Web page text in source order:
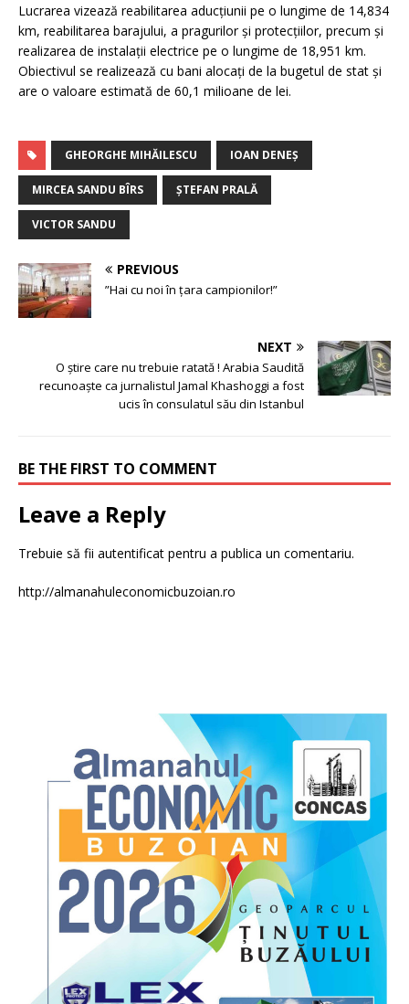
Lucrarea vizează reabilitarea aducţiunii pe o lungime de 14,834
km, reabilitarea barajului, a pragurilor și protecțiilor, precum și
realizarea de instalații electrice pe o lungime de 18,951 km.
Obiectivul se realizează cu bani alocați de la bugetul de stat și
are o valoare estimată de 60,1 milioane de lei.
GHEORGHE MIHĂILESCU IOAN DENEȘ
MIRCEA SANDU BÎRS ȘTEFAN PRALĂ
VICTOR SANDU
PREVIOUS
”Hai cu noi în țara campionilor!”
NEXT
O știre care nu trebuie ratată ! Arabia Saudită
recunoaște ca jurnalistul Jamal Khashoggi a fost
ucis în consulatul său din Istanbul
BE THE FIRST TO COMMENT
Leave a Reply
Trebuie să fii autentificat pentru a publica un comentariu.
http://almanahuleconomicbuzoian.ro